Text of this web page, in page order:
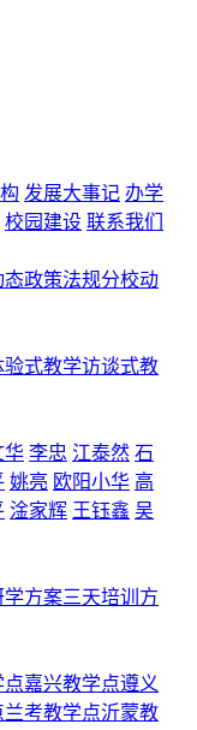
发展大事记 办学
校园建设 联系我们
态政策法规分校动
验式教学访谈式教
华 李忠 江泰然 石
姚亮 欧阳小华 高
淦家辉 王钰鑫 吴
学方案三天培训方
点嘉兴教学点遵义
兰考教学点沂蒙教